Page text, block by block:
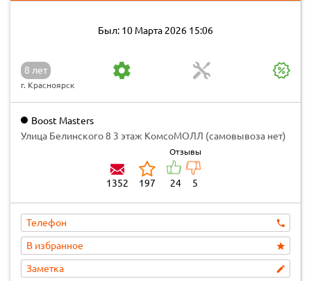
Был: 10 Марта 2026 15:06
8 лет
г. Красноярск
Boost Masters
​​Улица Белинского 8​ 3 этаж КомсоМОЛЛ (самовывоза нет)
1352 197
Отзывы
24 5
Телефон
В избранное
Заметка